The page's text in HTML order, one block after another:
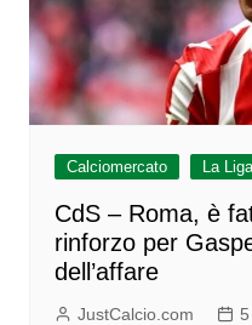
Calciomercato La Liga
CdS – Roma, è
rinforzo per
dell’affare
JustCalcio.com